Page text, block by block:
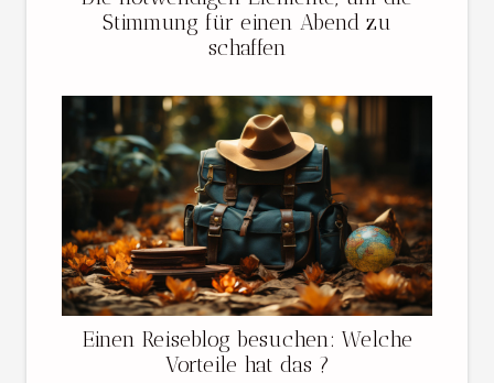
Stimmung für einen Abend zu
schaffen
Einen Reiseblog besuchen: Welche
Vorteile hat das ?